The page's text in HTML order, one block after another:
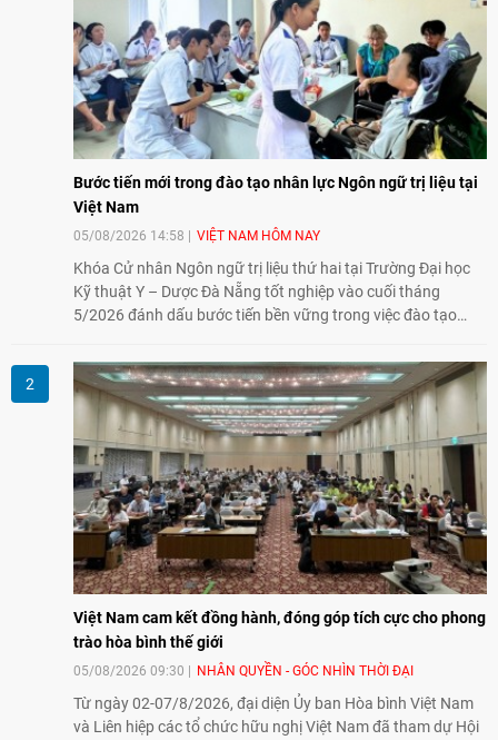
Bước tiến mới trong đào tạo nhân lực Ngôn ngữ trị liệu tại
Việt Nam
05/08/2026 14:58 VIỆT NAM HÔM NAY
Khóa Cử nhân Ngôn ngữ trị liệu thứ hai tại Trường Đại học
Kỹ thuật Y – Dược Đà Nẵng tốt nghiệp vào cuối tháng
5/2026 đánh dấu bước tiến bền vững trong việc đào tạo
tại Việt Nam.
Việt Nam cam kết đồng hành, đóng góp tích cực cho phong
trào hòa bình thế giới
05/08/2026 09:30 NHÂN QUYỀN - GÓC NHÌN THỜI ĐẠI
Từ ngày 02-07/8/2026, đại diện Ủy ban Hòa bình Việt Nam
và Liên hiệp các tổ chức hữu nghị Việt Nam đã tham dự Hội